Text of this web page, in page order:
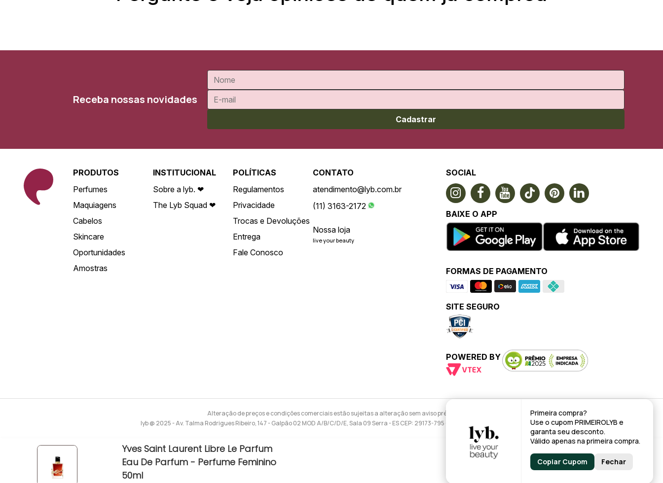
Receba nossas novidades
Cadastrar
PRODUTOS
Perfumes
Maquiagens
Cabelos
Skincare
Oportunidades
Amostras
INSTITUCIONAL
Sobre a lyb. ❤
The Lyb Squad ❤
POLÍTICAS
Regulamentos
Privacidade
Trocas e Devoluções
Entrega
Fale Conosco
CONTATO
atendimento@lyb.com.br
(11) 3163-2172
Nossa loja
live your beauty
SOCIAL
BAIXE O APP
FORMAS DE PAGAMENTO
SITE SEGURO
POWERED BY
Alteração de preços e condições comerciais estão sujeitas a alteração sem aviso prévio.
lyb @ 2025 - Av. Talma Rodrigues Ribeiro, 147 - Galpão 02 MOD A/B/C/D/E, Sala 09 Serra - ES CEP: 29173-795 - CNPJ: 43.008.535/0001-11
Primeira compra?
Use o cupom PRIMEIROLYB e
garanta seu desconto.
Válido apenas na primeira compra.
Copiar Cupom Fechar
Yves Saint Laurent Libre Le Parfum
Eau De Parfum - Perfume Feminino
50ml